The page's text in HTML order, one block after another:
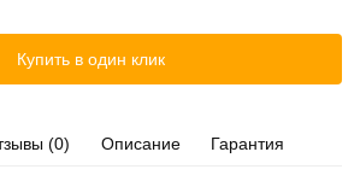
Купить в один клик
(0) Описание Гарантия